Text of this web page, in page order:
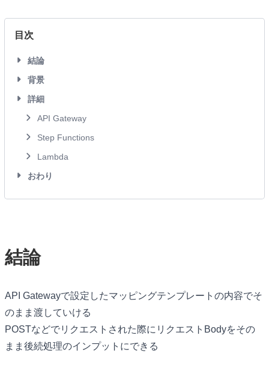
目次
結論
背景
詳細
API Gateway
Step Functions
Lambda
おわり
結論
API Gatewayで設定したマッピングテンプレートの内容でそ
のまま渡していける
POSTなどでリクエストされた際にリクエストBodyをその
まま後続処理のインプットにできる